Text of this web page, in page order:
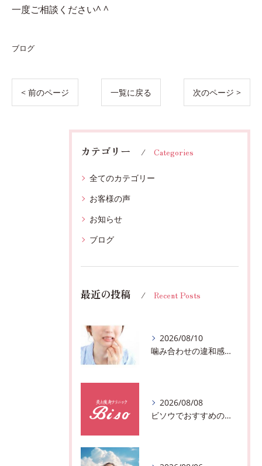
一度ご相談ください^ ^
ブログ
< 前のページ 一覧に戻る 次のページ >
カテゴリー Categories
全てのカテゴリー
お客様の声
お知らせ
ブログ
最近の投稿 Recent Posts
2026/08/10
噛み合わせの違和感、体からのサインかも♪千葉市中央区フェイシャルボディーエステサロン
2026/08/08
ビソウでおすすめのフェースビューティーの洗顔♪千葉市中央区フルハンドで体質、姿勢改善！！